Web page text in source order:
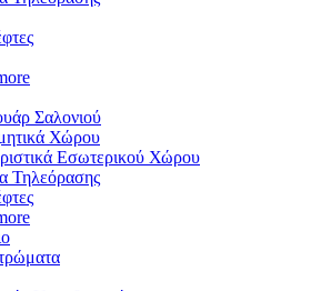
Σαλονιού
Χώρου
Εσωτερικού Χώρου
Τηλεόρασης